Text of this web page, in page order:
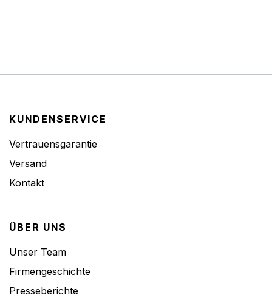
KUNDENSERVICE
Vertrauensgarantie
Versand
Kontakt
ÜBER UNS
Unser Team
Firmengeschichte
Presseberichte